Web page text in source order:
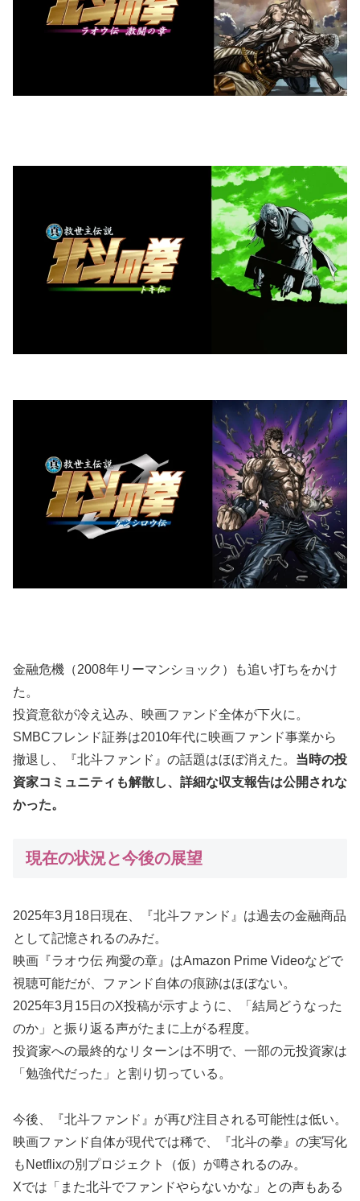
金融危機（2008年リーマンショック）も追い打ちをかけ
た。
投資意欲が冷え込み、映画ファンド全体が下火に。
SMBCフレンド証券は2010年代に映画ファンド事業から
撤退し、『北斗ファンド』の話題はほぼ消えた。 当時の投
資家コミュニティも解散し、詳細な収支報告は公開されな
かった。
現在の状況と今後の展望
2025年3月18日現在、『北斗ファンド』は過去の金融商品
として記憶されるのみだ。
映画『ラオウ伝 殉愛の章』はAmazon Prime Videoなどで
視聴可能だが、ファンド自体の痕跡はほぼない。
2025年3月15日のX投稿が示すように、「結局どうなった
のか」と振り返る声がたまに上がる程度。
投資家への最終的なリターンは不明で、一部の元投資家は
「勉強代だった」と割り切っている。
今後、『北斗ファンド』が再び注目される可能性は低い。
映画ファンド自体が現代では稀で、『北斗の拳』の実写化
もNetflixの別プロジェクト（仮）が噂されるのみ。
Xでは「また北斗でファンドやらないかな」との声もある